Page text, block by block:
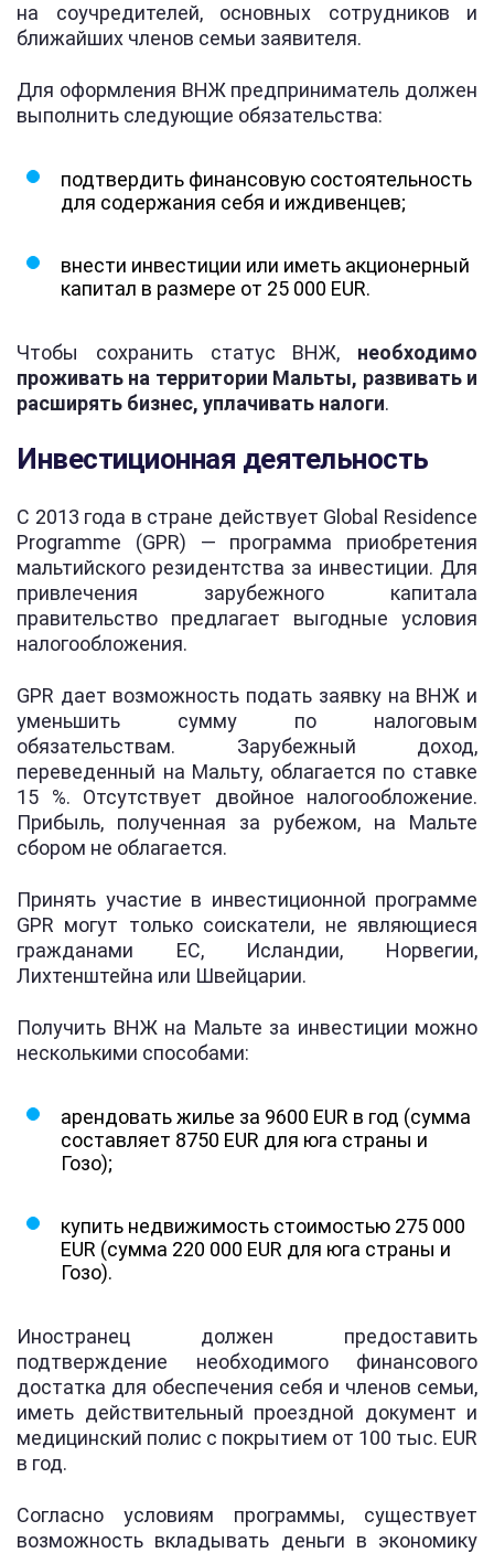
на соучредителей, основных сотрудников и
ближайших членов семьи заявителя.
Для оформления ВНЖ предприниматель должен
выполнить следующие обязательства:
подтвердить финансовую состоятельность
для содержания себя и иждивенцев;
внести инвестиции или иметь акционерный
капитал в размере от 25 000 EUR.
Чтобы сохранить статус ВНЖ, необходимо
проживать на территории Мальты, развивать и
расширять бизнес, уплачивать налоги.
Инвестиционная деятельность
С 2013 года в стране действует Global Residence
Programme (GPR) — программа приобретения
мальтийского резидентства за инвестиции. Для
привлечения зарубежного капитала
правительство предлагает выгодные условия
налогообложения.
GPR дает возможность подать заявку на ВНЖ и
уменьшить сумму по налоговым
обязательствам. Зарубежный доход,
переведенный на Мальту, облагается по ставке
15 %. Отсутствует двойное налогообложение.
Прибыль, полученная за рубежом, на Мальте
сбором не облагается.
Принять участие в инвестиционной программе
GPR могут только соискатели, не являющиеся
гражданами ЕС, Исландии, Норвегии,
Лихтенштейна или Швейцарии.
Получить ВНЖ на Мальте за инвестиции можно
несколькими способами:
арендовать жилье за 9600 EUR в год (сумма
составляет 8750 EUR для юга страны и
Гозо);
купить недвижимость стоимостью 275 000
EUR (сумма 220 000 EUR для юга страны и
Гозо).
Иностранец должен предоставить
подтверждение необходимого финансового
достатка для обеспечения себя и членов семьи,
иметь действительный проездной документ и
медицинский полис с покрытием от 100 тыс. EUR
в год.
Согласно условиям программы, существует
возможность вкладывать деньги в экономику